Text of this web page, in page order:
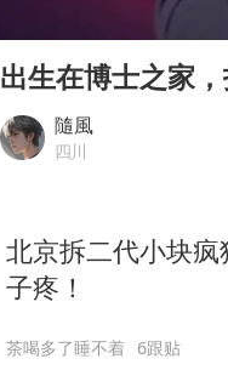
陕
人
多
出生在博士之家
隨風
四川
北京拆二代小块
子疼！
茶喝多了睡不着 6跟贴